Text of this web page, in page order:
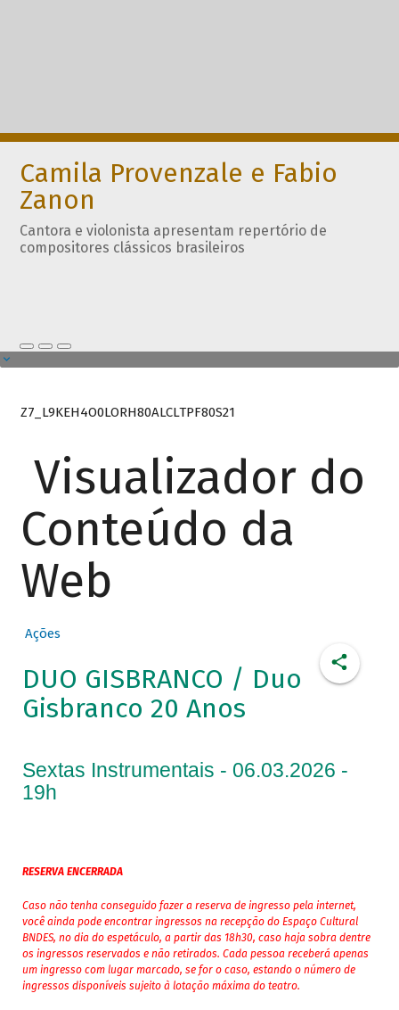
Camila Provenzale e Fabio
Zanon
Cantora e violonista apresentam repertório de
compositores clássicos brasileiros
Z7_L9KEH4O0LORH80ALCLTPF80S21
Visualizador do
Conteúdo da
Web
Ações
DUO GISBRANCO / Duo
Gisbranco 20 Anos
Sextas Instrumentais - 06.03.2026 -
19h
RESERVA ENCERRADA
Caso não tenha conseguido fazer a reserva de ingresso pela internet,
você ainda pode encontrar ingressos na recepção do Espaço Cultural
BNDES, no dia do espetáculo, a partir das 18h30, caso haja sobra dentre
os ingressos reservados e não retirados. Cada pessoa receberá apenas
um ingresso com lugar marcado, se for o caso, estando o número de
ingressos disponíveis sujeito à lotação máxima do teatro.